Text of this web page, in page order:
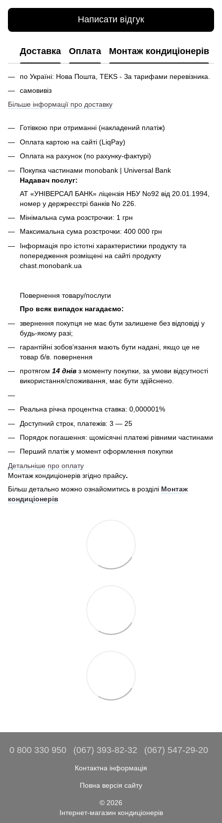
Написати відгук
Доставка Оплата Монтаж кондиціонерів
по Україні: Нова Пошта, TEKS - За тарифами перевізника.
самовивіз
Більше інформації про доставку
Готівкою при отриманні (накладений платіж)
Оплата картою на сайті (LiqPay)
Оплата на рахунок (по рахунку-фактурі)
Покупка частинами monobank | Universal Bank
Надавач послуг:
АТ «УНІВЕРСАЛ БАНК» ліцензія НБУ No92 від 20.01.1994,
номер у держреєстрі банків No 226.
Мінімальна сума розстрочки: 1 грн
Максимальна сума розстрочки: 400 000 грн
Інформація про істотні характеристики продукту та
попередження розміщені на сайті продукту
chast.monobank.ua
Повернення товару/послуги
Про всяк випадок нагадаємо:
звернення покупця не має бути залишене без відповіді у
будь-якому разі;
гарантійні зобов’язання мають бути надані, якщо це не
товар б/в. повернення
протягом 14 днів з моменту покупки, за умови відсутності
використання/споживання, має бути здійснено.
Реальна річна процентна ставка: 0,000001%
Доступний строк, платежів: 3 — 25
Порядок погашення: щомісячні платежі рівними частинами
Перший платіж у момент оформлення покупки
Детальніше про оплату
Монтаж кондиціонерів згідно прайсу.
Більш детально можно ознайомитись в розділі Монтаж
кондиціонерів
0 800 330 950 (067) 393-82-32 (067) 547-29-20
Контактна інформація
Повна версія сайту
© 2026
Інтернет-магазин кондиціонерів